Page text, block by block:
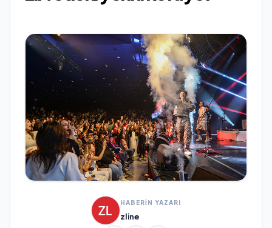
HABERİN YAZARI
zline